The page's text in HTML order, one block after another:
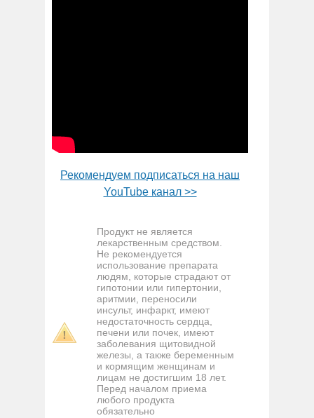
Рекомендуем подписаться на наш
YouTube канал >>
Продукт не является
лекарственным средством.
Не рекомендуется
использование препарата
людям, которые страдают от
гипотонии или гипертонии,
аритмии, переносили
инсульт, инфаркт, имеют
недостаточность сердца,
печени или почек, имеют
заболевания щитовидной
железы, а также беременным
и кормящим женщинам и
лицам не достигшим 18 лет.
Перед началом приема
любого продукта
обязательно